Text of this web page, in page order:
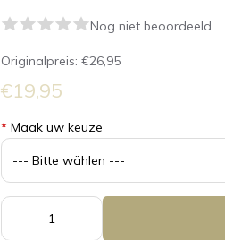
Nog niet beoordeeld
Originalpreis:€26,95
€19,95
* Maak uw keuze